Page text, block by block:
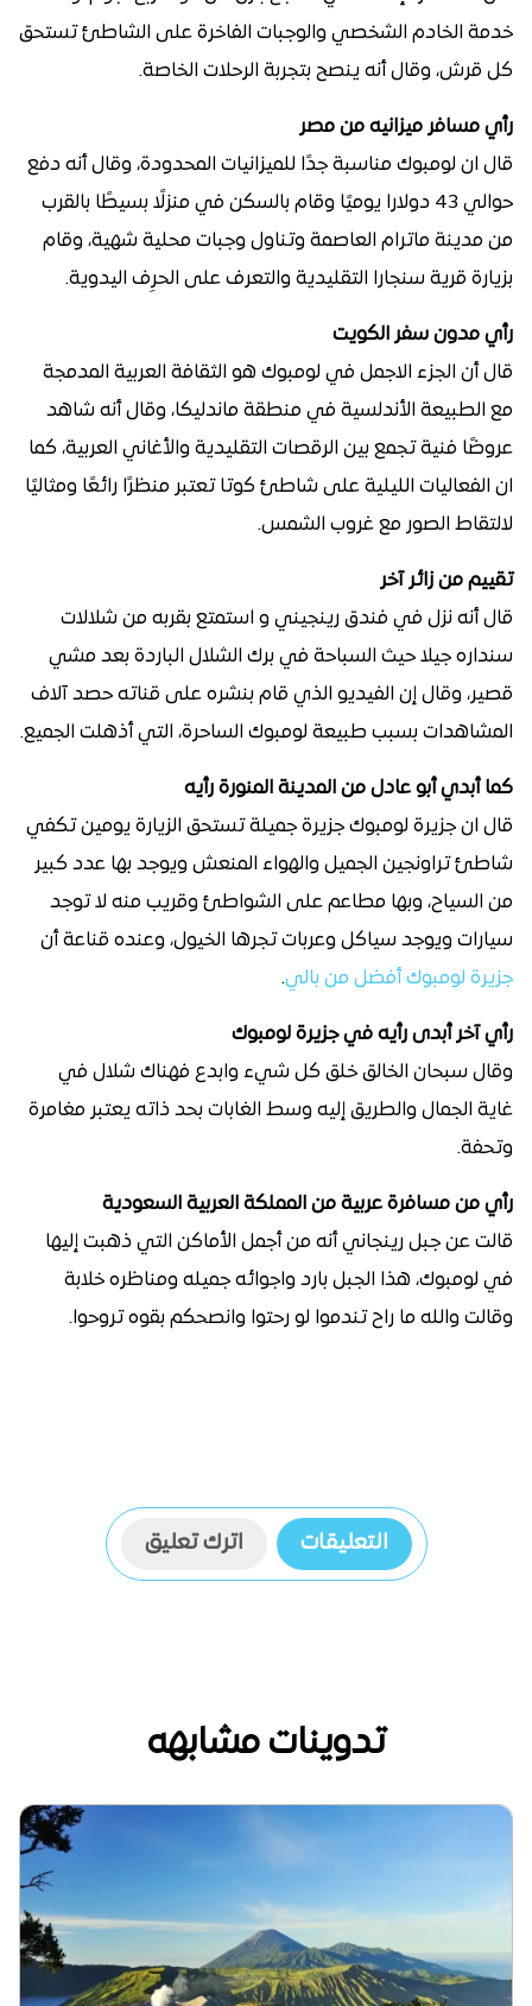
خدمة الخادم الشخصي والوجبات الفاخرة على الشاطئ تستحق
كل قرش، وقال أنه ينصح بتجربة الرحلات الخاصة.
رأي مسافر ميزانيه من مصر
قال ان لومبوك مناسبة جدًا للميزانيات المحدودة، وقال أنه دفع
حوالي 43 دولارا يوميًا وقام بالسكن في منزلًا بسيطًا بالقرب
من مدينة ماترام العاصمة وتناول وجبات محلية شهية، وقام
بزيارة قرية سنجارا التقليدية والتعرف على الحرِف اليدوية.
رأي مدون سفر الكويت
قال أن الجزء الاجمل في لومبوك هو الثقافة العربية المدمجة
مع الطبيعة الأندلسية في منطقة ماندليكا، وقال أنه شاهد
عروضًا فنية تجمع بين الرقصات التقليدية والأغاني العربية، كما
ان الفعاليات الليلية على شاطئ كوتا تعتبر منظرًا رائعًا ومثاليًا
لالتقاط الصور مع غروب الشمس.
تقييم من زائر آخر
قال أنه نزل في فندق رينجيني و استمتع بقربه من شلالات
سنداره جيلا حيث السباحة في برك الشلال الباردة بعد مشي
قصير، وقال إن الفيديو الذي قام بنشره على قناته حصد آلاف
المشاهدات بسبب طبيعة لومبوك الساحرة، التي أذهلت الجميع.
كما أبدي أبو عادل من المدينة المنورة رأيه
قال ان جزيرة لومبوك جزيرة جميلة تستحق الزيارة يومين تكفي
شاطئ تراونجين الجميل والهواء المنعش ويوجد بها عدد كبير
من السياح، وبها مطاعم على الشواطئ وقريب منه لا توجد
سيارات ويوجد سياكل وعربات تجرها الخيول، وعنده قناعة أن
جزيرة لومبوك أفضل من بالي.
رأي آخر أبدى رأيه في جزيرة لومبوك
وقال سبحان الخالق خلق كل شيء وابدع فهناك شلال في
غاية الجمال والطريق إليه وسط الغابات بحد ذاته يعتبر مغامرة
وتحفة.
رأي من مسافرة عربية من المملكة العربية السعودية
قالت عن جبل رينجاني أنه من أجمل الأماكن التي ذهبت إليها
في لومبوك، هذا الجبل بارد واجوائه جميله ومناظره خلابة
وقالت والله ما راح تندموا لو رحتوا وانصحكم بقوه تروحوا.
التعليقات اترك تعليق
تدوينات مشابهه